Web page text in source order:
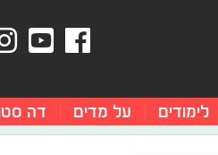
לימודים על מדים דה